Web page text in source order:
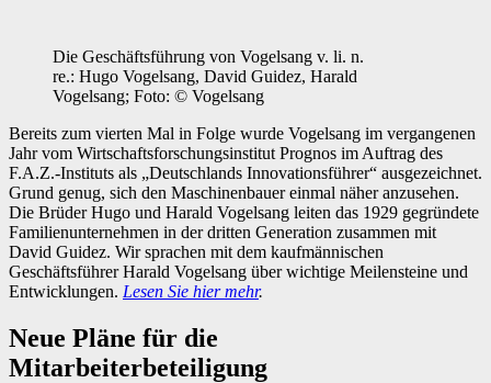
Die Geschäftsführung von Vogelsang v. li. n.
re.: Hugo Vogelsang, David Guidez, Harald
Vogelsang; Foto: © Vogelsang
Bereits zum vierten Mal in Folge wurde Vogelsang im vergangenen
Jahr vom Wirtschaftsforschungsinstitut Prognos im Auftrag des
F.A.Z.-Instituts als „Deutschlands Innovationsführer“ ausgezeichnet.
Grund genug, sich den Maschinenbauer einmal näher anzusehen.
Die Brüder Hugo und Harald Vogelsang leiten das 1929 gegründete
Familienunternehmen in der dritten Generation zusammen mit
David Guidez. Wir sprachen mit dem kaufmännischen
Geschäftsführer Harald Vogelsang über wichtige Meilensteine und
Entwicklungen. Lesen Sie hier mehr.
Neue Pläne für die
Mitarbeiterbeteiligung